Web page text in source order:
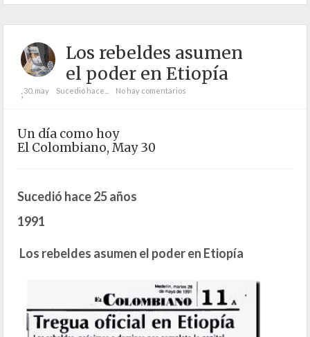
Los rebeldes asumen
el poder en Etiopía
;30. may Sucedió hace... No hay comentarios
Un día como hoy
El Colombiano, May 30
Sucedió hace 25 años
1991
Los rebeldes asumen el poder en Etiopía